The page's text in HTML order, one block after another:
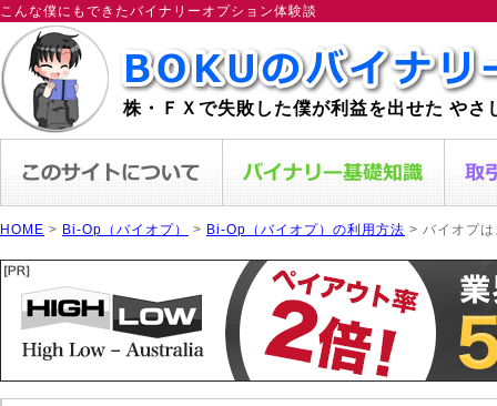
こんな僕にもできたバイナリーオプション体験談
株・ＦＸで失敗した僕が利益を出せた やさ
HOME > Bi-Op（バイオプ） > Bi-Op（バイオプ）の利用方法 > バイオプ